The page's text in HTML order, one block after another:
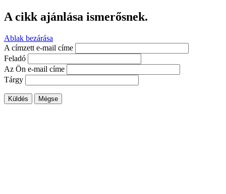
A cikk ajánlása ismerősnek.
Ablak bezárása
A címzett e-mail címe
Feladó
Az Ön e-mail címe
Tárgy
Küldés Mégse